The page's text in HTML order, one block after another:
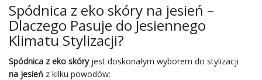
Spódnica z eko skóry na jesień –
Dlaczego Pasuje do Jesiennego
Klimatu Stylizacji?
Spódnica z eko skóryjest doskonałym wyborem do stylizacji
na jesień z kilku powodów: